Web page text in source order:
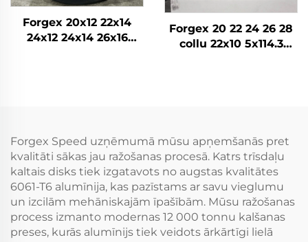
Forgex 20x12 22x14
24x12 24x14 26x16
Forgex 20 22 24 26 28
collu 22x10 5x114.3
Forgex Speed uzņēmumā mūsu apņemšanās pret
kvalitāti sākas jau ražošanas procesā. Katrs trīsdaļu
kaltais disks tiek izgatavots no augstas kvalitātes
6061-T6 alumīnija, kas pazīstams ar savu vieglumu
un izcilām mehāniskajām īpašībām. Mūsu ražošanas
process izmanto modernas 12 000 tonnu kalšanas
preses, kurās alumīnijs tiek veidots ārkārtīgi lielā